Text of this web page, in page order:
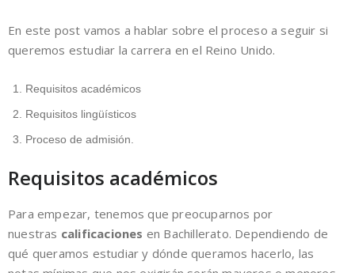
En este post vamos a hablar sobre el proceso a seguir si
queremos estudiar la carrera en el Reino Unido.
Requisitos académicos
Requisitos lingüísticos
Proceso de admisión.
Requisitos académicos
Para empezar, tenemos que preocuparnos por
nuestras calificaciones en Bachillerato. Dependiendo de
qué queramos estudiar y dónde queramos hacerlo, las